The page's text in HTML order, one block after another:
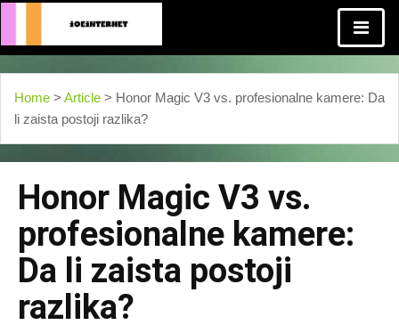
Home > Article > Honor Magic V3 vs. profesionalne kamere: Da
li zaista postoji razlika?
Honor Magic V3 vs.
profesionalne kamere:
Da li zaista postoji
razlika?